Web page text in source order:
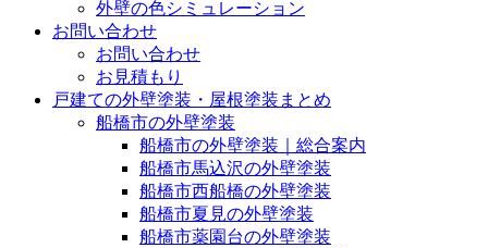
外壁の色シミュレーション
お問い合わせ
お問い合わせ
お見積もり
戸建ての外壁塗装・屋根塗装まとめ
船橋市の外壁塗装
船橋市の外壁塗装｜総合案内
船橋市馬込沢の外壁塗装
船橋市西船橋の外壁塗装
船橋市夏見の外壁塗装
船橋市薬園台の外壁塗装